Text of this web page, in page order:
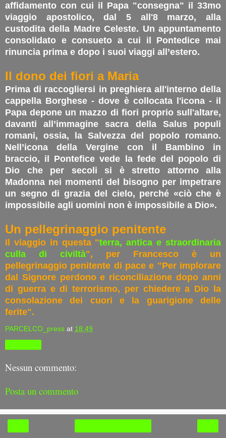
affidamento con cui il Papa "consegna" il 33mo
viaggio apostolico, dal 5 all'8 marzo, alla
custodita della Madre Celeste. Un appuntamento
consolidato e consueto a cui il Pontedice mai
rinuncia prima e dopo i suoi viaggi all’estero.
Il dono dei fiori a Maria
Prima di raccogliersi in preghiera all'interno della
cappella Borghese - dove è collocata l'icona - il
Papa depone un mazzo di fiori proprio sull'altare,
davanti all’immagine sacra della Salus populi
romani, ossia, la Salvezza del popolo romano.
Nell’icona della Vergine con il Bambino in
braccio, il Pontefice vede la fede del popolo di
Dio che per secoli si è stretto attorno alla
Madonna nei momenti del bisogno per impetrare
un segno di grazia del cielo, perché «ciò che è
impossibile agli uomini non è impossibile a Dio».
Un pellegrinaggio penitente
Il viaggio in questa "terra, antica e straordinaria
culla di civiltà", per Francesco è un
pellegrinaggio penitente di pace e "Per implorare
dal Signore perdono e riconciliazione dopo anni
di guerra e di terrorismo, per chiedere a Dio la
consolazione dei cuori e la guarigione delle
ferite".
PARCELCO_press at 18:49
Nessun commento:
Posta un commento